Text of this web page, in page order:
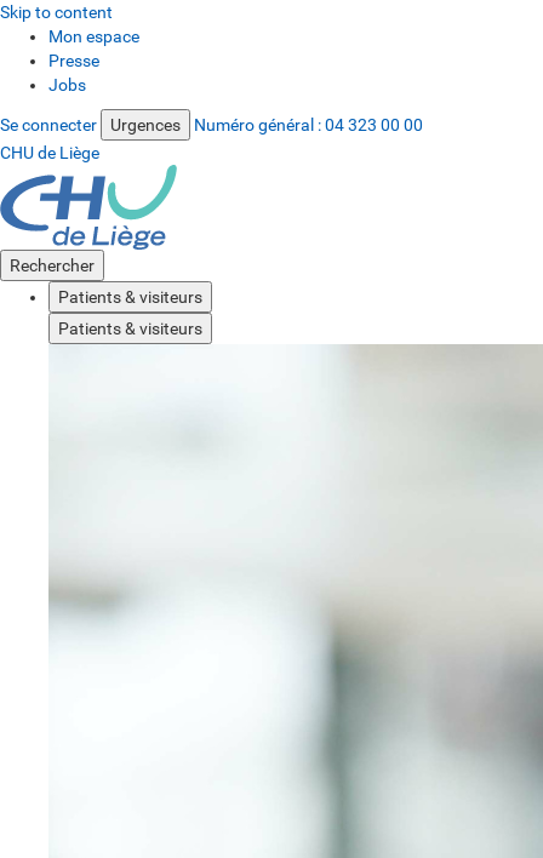
Skip to content
Mon espace
Presse
Jobs
Se connecter Urgences Numéro général :04 323 00 00
CHU de Liège
Rechercher
Patients & visiteurs
Patients & visiteurs